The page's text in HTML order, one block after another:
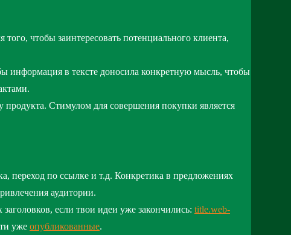
чтобы заинтересовать потенциального клиента,
информация в тексте доносила конкретную мысль, чтобы
Стимулом для совершения покупки является
переход по ссылке и т.д. Конкретика в предложениях
аудитории.
если твои идеи уже закончились: title.web-
уже опубликованные.